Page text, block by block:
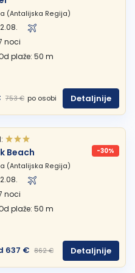
(Antalijska Regija)
noci
plaže: 50 m
753 € po osobi Detaljnije
Beach -30%
(Antalijska Regija)
noci
plaže: 50 m
637 € 862 € Detaljnije